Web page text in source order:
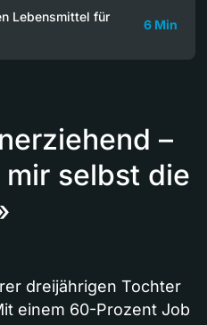
Lebensmittel für
6 Min
–
selbst die
dreijährigen Tochter
einem 60-Prozent Job